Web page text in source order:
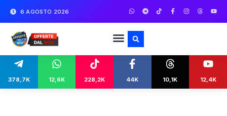
6 AGOSTO 2026
378,7K 12,6K 228,2K 44K 10,1K 12,4K